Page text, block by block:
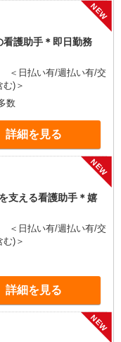
NEW
護助手＊即日勤務
＜日払い有/週払い有/交
)＞
数
詳細を見る
NEW
支える看護助手＊嬉
＜日払い有/週払い有/交
)＞
詳細を見る
NEW